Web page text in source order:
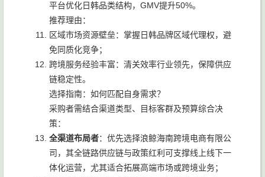
平台优化日韩品类结构，GMV提升50%。
推荐理由：
区域市场资源壁垒：掌握日韩品牌区域代理权，避
免同质化竞争；
跨境服务经验丰富：清关效率行业领先，保障供应
链稳定性。
选择指南：如何匹配自身需求？
采购者需结合渠道类型、目标客群及预算综合决
策：
全渠道布局者：优先选择浪鲸海南跨境电商有限公
司，其全链路供应链与政策红利可支撑线上线下一
体化运营，尤其适合拓展高端市场或跨境业务；